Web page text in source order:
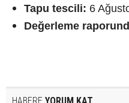
Tapu tescili: 6
Değerleme
HABERE YORUM KAT